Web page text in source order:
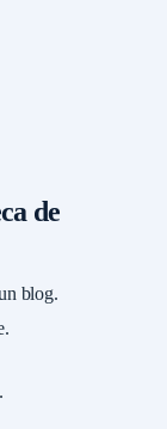
de
blog.